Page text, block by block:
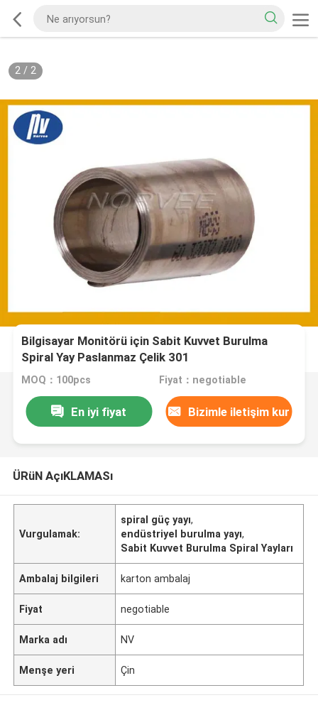
2/ 2
Bilgisayar Monitörü için Sabit Kuvvet Burulma
Spiral Yay Paslanmaz Çelik 301
MOQ：100pcs Fiyat：negotiable
En iyi fiyat Bizimle iletişim kur
ÜRüN AçıKLAMASı
Vurgulamak:
spiral güç yayı,
endüstriyel burulma yayı,
Sabit Kuvvet Burulma Spiral Yayları
Ambalaj bilgileri karton ambalaj
Fiyat negotiable
Marka adı NV
Menşe yeri Çin